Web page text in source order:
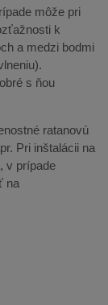
môže pri
k
a medzi bodmi
s ňou
ratanovú
Pri inštalácii na
v prípade
na